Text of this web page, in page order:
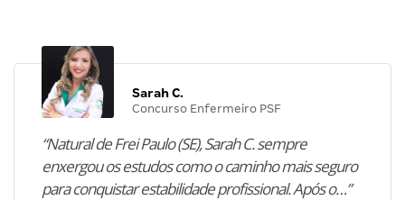
Sarah C.
Concurso Enfermeiro PSF
“Natural de Frei Paulo (SE), Sarah C. sempre
enxergou os estudos como o caminho mais seguro
para conquistar estabilidade profissional. Após o…”